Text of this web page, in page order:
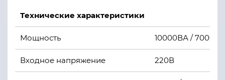
Технические характеристики
Мощность 10000ВА / 7000Вт
Входное напряжение 220В